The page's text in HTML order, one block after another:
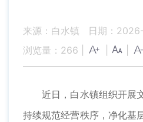
来源：白水镇
日期：
浏览量： 266
近日，白水镇组织开展文
持续规范经营秩序，净化基